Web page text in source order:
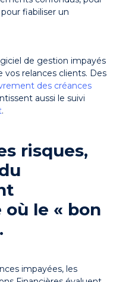
fiabiliser un
de gestion impayés
relances clients. Des
des créances
aussi le suivi
.
risques,
le « bon
impayées, les